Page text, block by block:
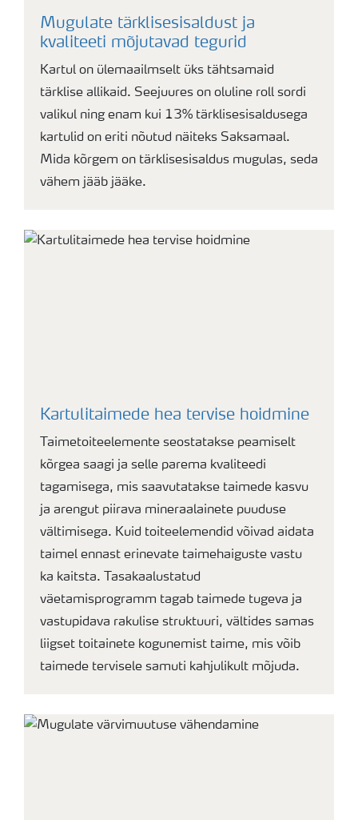
Mugulate tärklisesisaldust ja
kvaliteeti mõjutavad tegurid
Kartul on ülemaailmselt üks tähtsamaid
tärklise allikaid. Seejuures on oluline roll sordi
valikul ning enam kui 13% tärklisesisaldusega
kartulid on eriti nõutud näiteks Saksamaal.
Mida kõrgem on tärklisesisaldus mugulas, seda
vähem jääb jääke.
Kartulitaimede hea tervise hoidmine
Taimetoiteelemente seostatakse peamiselt
kõrgea saagi ja selle parema kvaliteedi
tagamisega, mis saavutatakse taimede kasvu
ja arengut piirava mineraalainete puuduse
vältimisega. Kuid toiteelemendid võivad aidata
taimel ennast erinevate taimehaiguste vastu
ka kaitsta. Tasakaalustatud
väetamisprogramm tagab taimede tugeva ja
vastupidava rakulise struktuuri, vältides samas
liigset toitainete kogunemist taime, mis võib
taimede tervisele samuti kahjulikult mõjuda.